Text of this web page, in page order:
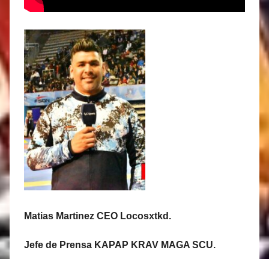
Matias Martinez CEO Locosxtkd.
Jefe de Prensa KAPAP KRAV MAGA SCU.